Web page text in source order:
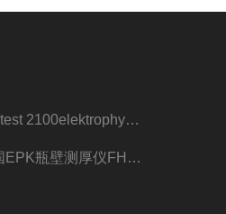
Mintest 2100elektrophysik代理
德国EPK瓶壁测厚仪FH7200/FH7400